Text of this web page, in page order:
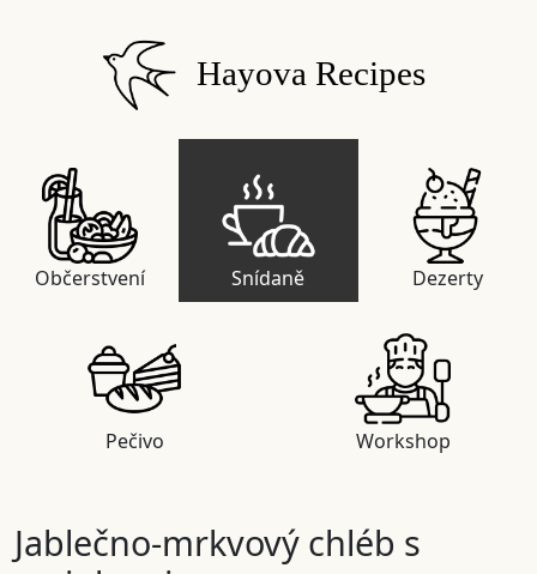
Hayova Recipes
Občerstvení Snídaně Dezerty
Pečivo Workshop
Jablečno-mrkvový chléb s